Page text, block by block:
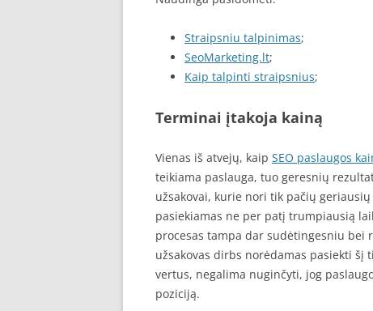
Straipsniu talpinimas;
SeoMarketing.lt;
Kaip talpinti straipsnius;
Terminai įtakoja kainą
Vienas iš atvejų, kaip SEO paslaugos
teikiama paslauga, tuo geresnių
užsakovai, kurie nori tik pačių
pasiekiamas ne per patį trumpiausią
procesas tampa dar sudėtingesniu bei
užsakovas dirbs norėdamas pasiekti šį
vertus, negalima nuginčyti, jog
poziciją.